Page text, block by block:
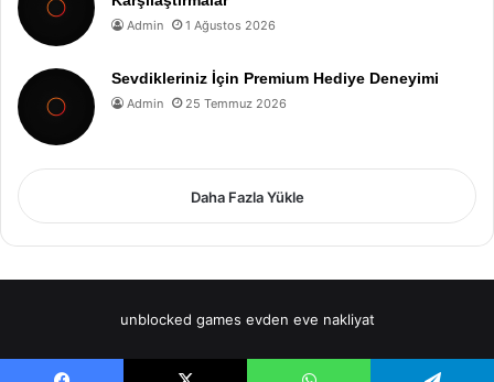
Admin 1 Ağustos 2026
Sevdikleriniz İçin Premium Hediye Deneyimi
Admin 25 Temmuz 2026
Daha Fazla Yükle
unblocked games evden eve nakliyat